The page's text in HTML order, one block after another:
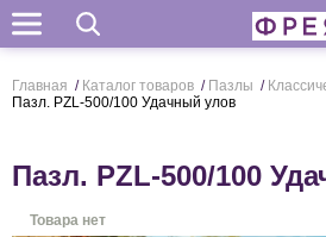
Поиск
Главная / Каталог товаров / Пазлы /
Пазл. PZL-500/100 Удачный улов
Пазл. PZL-500/100
Товара нет